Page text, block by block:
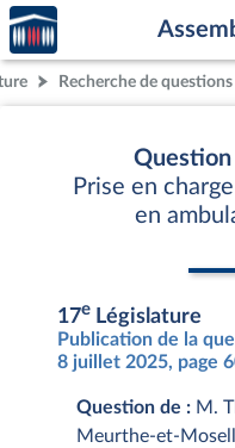
Aller au contenu
Aller en bas de la page
Accèder
à la
page
d'accueilRecherche de
Prise en
en
17e Législature
Publication de la
8 juillet 2025, page
Question de : M.
Meurthe-et-